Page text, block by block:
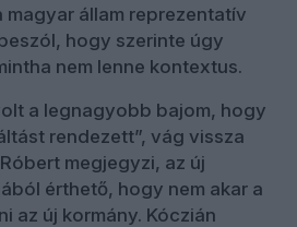
állam reprezentatív
hogy szerinte úgy
nem lenne kontextus.
a legnagyobb bajom, hogy
rendezett”, vág vissza
megjegyzi, az új
érthető, hogy nem akar a
az új kormány. Kóczián